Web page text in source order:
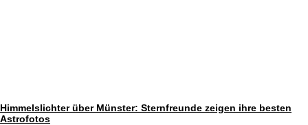
Himmelslichter über Münster: Sternfreunde zeigen ihre besten
Astrofotos